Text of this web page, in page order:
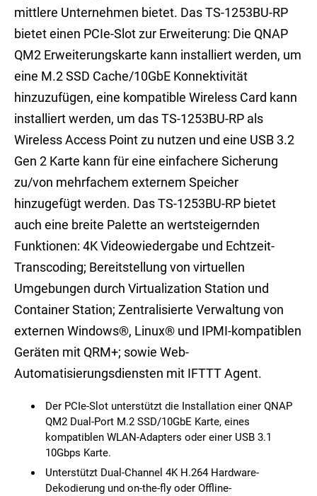
mittlere Unternehmen bietet. Das TS-1253BU-RP
bietet einen PCIe-Slot zur Erweiterung: Die QNAP
QM2 Erweiterungskarte kann installiert werden, um
eine M.2 SSD Cache/10GbE Konnektivität
hinzuzufügen, eine kompatible Wireless Card kann
installiert werden, um das TS-1253BU-RP als
Wireless Access Point zu nutzen und eine USB 3.2
Gen 2 Karte kann für eine einfachere Sicherung
zu/von mehrfachem externem Speicher
hinzugefügt werden. Das TS-1253BU-RP bietet
auch eine breite Palette an wertsteigernden
Funktionen: 4K Videowiedergabe und Echtzeit-
Transcoding; Bereitstellung von virtuellen
Umgebungen durch Virtualization Station und
Container Station; Zentralisierte Verwaltung von
externen Windows®, Linux® und IPMI-kompatiblen
Geräten mit QRM+; sowie Web-
Automatisierungsdiensten mit IFTTT Agent.
Der PCIe-Slot unterstützt die Installation einer QNAP
QM2 Dual-Port M.2 SSD/10GbE Karte, eines
kompatiblen WLAN-Adapters oder einer USB 3.1
10Gbps Karte.
Unterstützt Dual-Channel 4K H.264 Hardware-
Dekodierung und on-the-fly oder Offline-